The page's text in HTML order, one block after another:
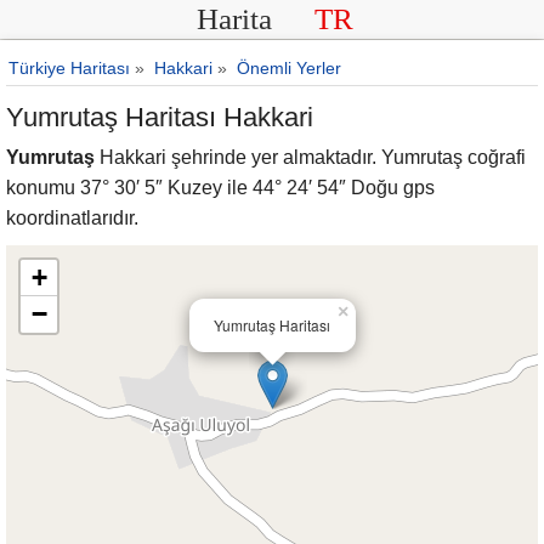
Harita TR
Türkiye Haritası » Hakkari » Önemli Yerler
Yumrutaş Haritası Hakkari
Yumrutaş Hakkari şehrinde yer almaktadır. Yumrutaş coğrafi
konumu 37° 30′ 5″ Kuzey ile 44° 24′ 54″ Doğu gps
koordinatlarıdır.
Yumrutaş Haritası
×
+
−